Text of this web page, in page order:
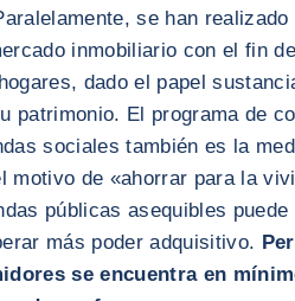
se han
inmobiliario con el fin
dado el papel
patrimonio. El programa de
sociales también es la
motivo de «ahorrar para la
públicas asequibles
más poder adquisitivo.
se encuentra en